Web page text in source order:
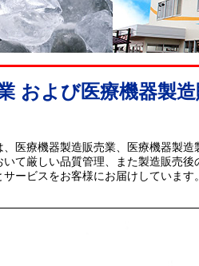
および医療機器製
医療機器製造販売業、医療機器製
いて厳しい品質管理、また製造販売
ービスをお客様にお届けしています